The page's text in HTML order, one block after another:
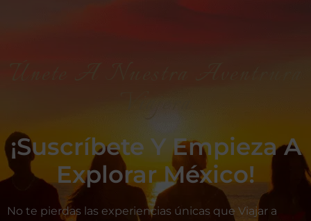
Viajera
¡Suscríbete Y Empieza A
Explorar México!
No te pierdas las experiencias únicas que Viajar a